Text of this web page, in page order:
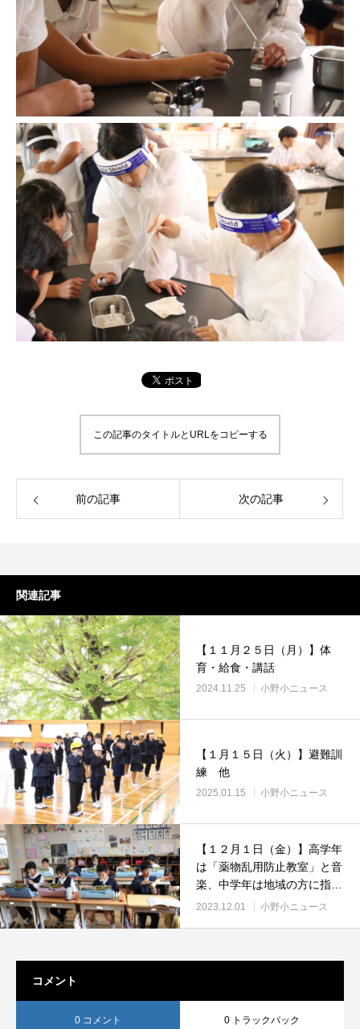
この記事のタイトルとURLをコピーする
前の記事 次の記事
関連記事
【１１月２５日（月）】体
育・給食・講話
2024.11.25 小野小ニュース
【１月１５日（火）】避難訓
練 他
2025.01.15 小野小ニュース
【１２月１日（金）】高学年
は「薬物乱用防止教室」と音
楽、中学年は地域の方に指導
を受けた習字
2023.12.01 小野小ニュース
コメント
0 コメント 0 トラックバック